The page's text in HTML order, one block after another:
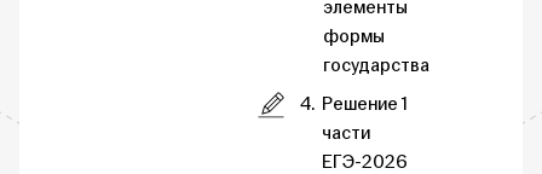
элементы
формы
государства
4. Решение 1
части
ЕГЭ-2026